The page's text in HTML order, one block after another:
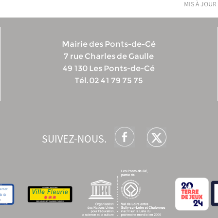
mis à jour
Mairie des Ponts-de-Cé
7 rue Charles de Gaulle
49 130 Les Ponts-de-Cé
Tél. 02 41 79 75 75
SUIVEZ-NOUS.